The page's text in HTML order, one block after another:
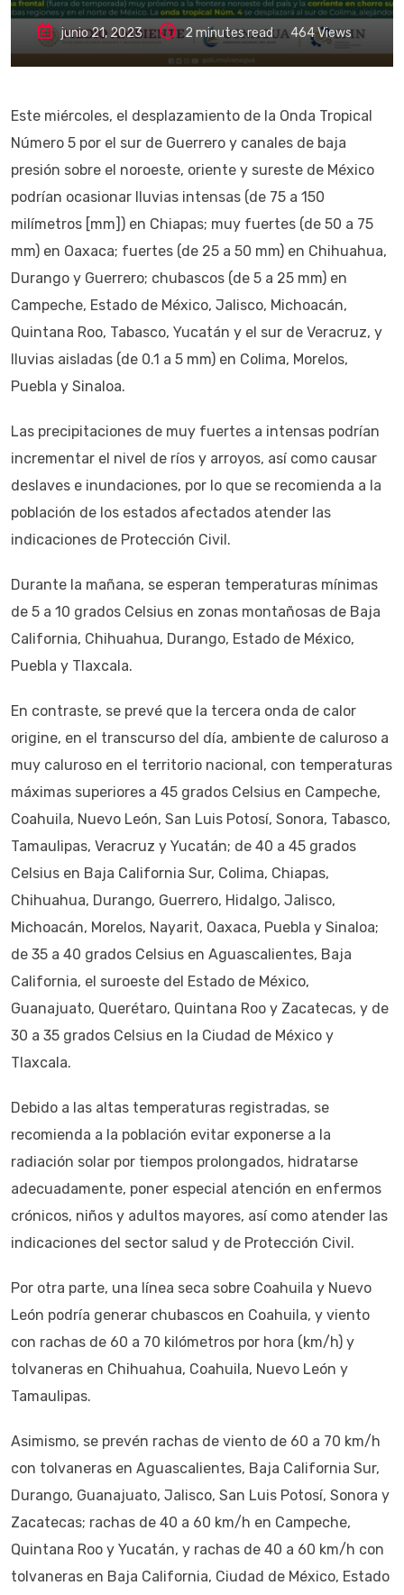
junio 21, 2023 2 minutes read 464Views
Este miércoles, el desplazamiento de la Onda Tropical
Número 5 por el sur de Guerrero y canales de baja
presión sobre el noroeste, oriente y sureste de México
podrían ocasionar lluvias intensas (de 75 a 150
milímetros [mm]) en Chiapas; muy fuertes (de 50 a 75
mm) en Oaxaca; fuertes (de 25 a 50 mm) en Chihuahua,
Durango y Guerrero; chubascos (de 5 a 25 mm) en
Campeche, Estado de México, Jalisco, Michoacán,
Quintana Roo, Tabasco, Yucatán y el sur de Veracruz, y
lluvias aisladas (de 0.1 a 5 mm) en Colima, Morelos,
Puebla y Sinaloa.
Las precipitaciones de muy fuertes a intensas podrían
incrementar el nivel de ríos y arroyos, así como causar
deslaves e inundaciones, por lo que se recomienda a la
población de los estados afectados atender las
indicaciones de Protección Civil.
Durante la mañana, se esperan temperaturas mínimas
de 5 a 10 grados Celsius en zonas montañosas de Baja
California, Chihuahua, Durango, Estado de México,
Puebla y Tlaxcala.
En contraste, se prevé que la tercera onda de calor
origine, en el transcurso del día, ambiente de caluroso a
muy caluroso en el territorio nacional, con temperaturas
máximas superiores a 45 grados Celsius en Campeche,
Coahuila, Nuevo León, San Luis Potosí, Sonora, Tabasco,
Tamaulipas, Veracruz y Yucatán; de 40 a 45 grados
Celsius en Baja California Sur, Colima, Chiapas,
Chihuahua, Durango, Guerrero, Hidalgo, Jalisco,
Michoacán, Morelos, Nayarit, Oaxaca, Puebla y Sinaloa;
de 35 a 40 grados Celsius en Aguascalientes, Baja
California, el suroeste del Estado de México,
Guanajuato, Querétaro, Quintana Roo y Zacatecas, y de
30 a 35 grados Celsius en la Ciudad de México y
Tlaxcala.
Debido a las altas temperaturas registradas, se
recomienda a la población evitar exponerse a la
radiación solar por tiempos prolongados, hidratarse
adecuadamente, poner especial atención en enfermos
crónicos, niños y adultos mayores, así como atender las
indicaciones del sector salud y de Protección Civil.
Por otra parte, una línea seca sobre Coahuila y Nuevo
León podría generar chubascos en Coahuila, y viento
con rachas de 60 a 70 kilómetros por hora (km/h) y
tolvaneras en Chihuahua, Coahuila, Nuevo León y
Tamaulipas.
Asimismo, se prevén rachas de viento de 60 a 70 km/h
con tolvaneras en Aguascalientes, Baja California Sur,
Durango, Guanajuato, Jalisco, San Luis Potosí, Sonora y
Zacatecas; rachas de 40 a 60 km/h en Campeche,
Quintana Roo y Yucatán, y rachas de 40 a 60 km/h con
tolvaneras en Baja California, Ciudad de México, Estado